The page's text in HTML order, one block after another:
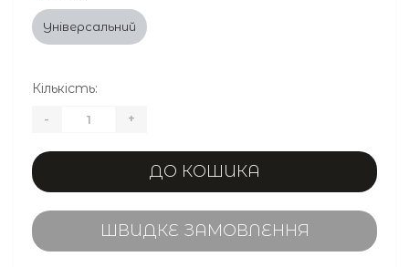
Універсальний
Кількість:
- +
ДО КОШИКА
ШВИДКЕ ЗАМОВЛЕННЯ